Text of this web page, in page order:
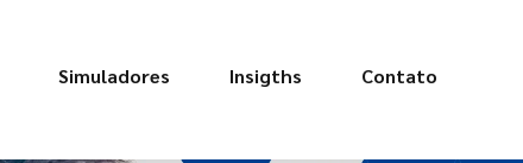
Simuladores Insigths Contato